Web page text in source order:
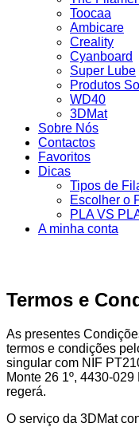
Toocaa
Ambicare
Creality
Cyanboard
Super Lube
Produtos
WD40
3DMat
Sobre Nós
Contactos
Favoritos
Dicas
Tipos de
Escolher o
PLA VS
A minha conta
Termos e
As presentes
termos e condições
singular com NIF
Monte 26 1º, 4430-
regerá.
O serviço da 3DMat